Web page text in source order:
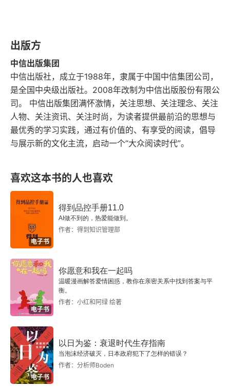
出版方
中信出版集团
中信出版社，成立于1988年，隶属于中国中信集团公司，
是全国中央级出版社。2008年改制为中信出版股份有限公
司。 中信出版集团满怀激情，关注思想、关注理念、关注
人物、关注资讯、关注时尚，为读者提供最前沿的思想与
最优秀的学习实践，通过有价值的、有享受的阅读，倡导
与展示新的文化主流，启动一个“大众阅读时代”。
喜欢这本书的人也喜欢
电子书
得到品控手册11.0
AI做不到的，热爱能做到。
作者：得到知识管理部
电子书
你愿意和我在一起吗
温暖漫画解答爱情困惑，教你在亲密关系中找到答案与平
衡。
作者：小红和阿绿 绘著
电子书
以日为鉴：衰退时代生存指南
当泡沫经济破灭，日本政府犯下了怎样的错误？
作者：分析师Boden